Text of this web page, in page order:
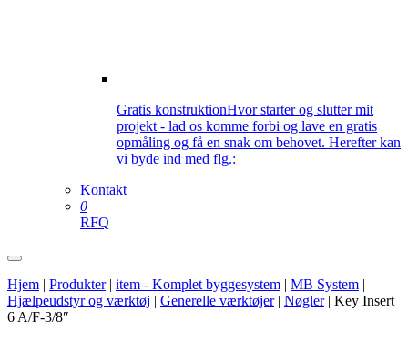
Gratis konstruktionHvor starter og slutter mit
projekt - lad os komme forbi og lave en gratis
opmåling og få en snak om behovet. Herefter kan
vi byde ind med flg.:
Kontakt
0
RFQ
Hjem | Produkter| item - Komplet byggesystem | MB System |
Hjælpeudstyr og værktøj | Generelle værktøjer| Nøgler| Key Insert
6 A/F-3/8″